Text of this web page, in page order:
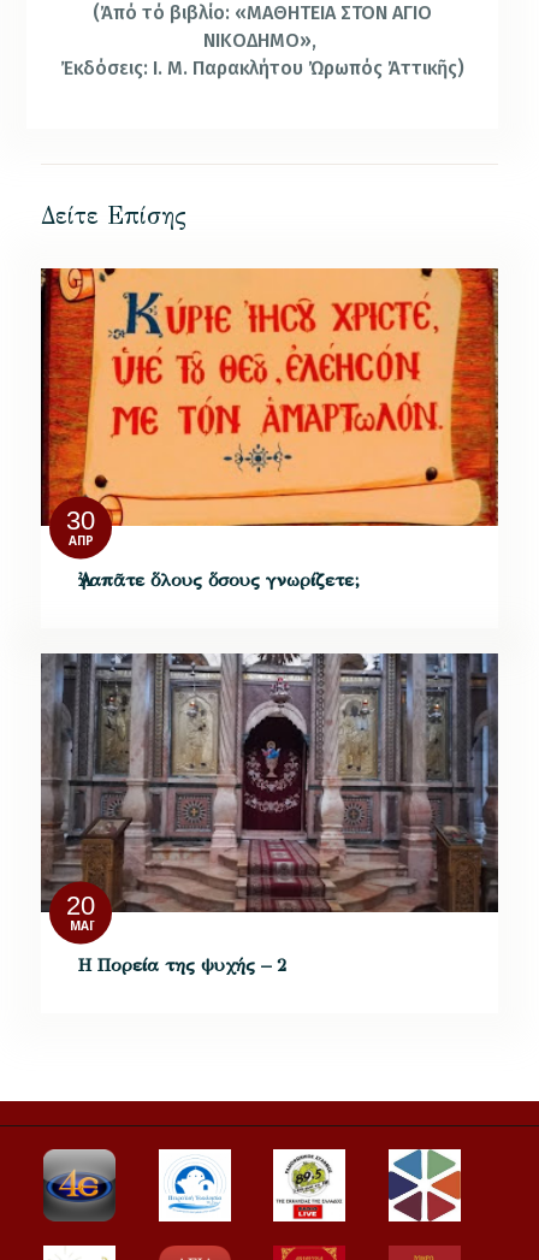
(Ἀπό τό βιβλίο: «ΜΑΘΗΤΕΙΑ ΣΤΟΝ ΑΓΙΟ
ΝΙΚΟΔΗΜΟ»,
Ἐκδόσεις: Ι. Μ. Παρακλήτου Ὠρωπός Ἀττικῆς)
Δείτε Επίσης
30
ΑΠΡ
Ἀγαπᾶτε ὅλους ὅσους γνωρίζετε;
20
ΜΆΙ
Η Πορεία της ψυχής – 2